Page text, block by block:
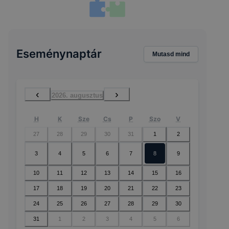
Eseménynaptár Mutasd mind
‹ 2026. augusztus ›
H K Sze Cs P Szo V
27 28 29 30 31 1 2
3 4 5 6 7 8 9
10 11 12 13 14 15 16
17 18 19 20 21 22 23
24 25 26 27 28 29 30
31 1 2 3 4 5 6